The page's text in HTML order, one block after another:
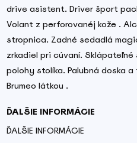
drive asistent. Driver šport
Volant z perforovanéj kože .
stropnica. Zadné sedadlá
zrkadiel pri cúvaní.
polohy stolíka. Palubná doska
Brumeo látkou .
ĎALŠIE INFORMÁCIE
ĎALŠIE INFORMÁCIE